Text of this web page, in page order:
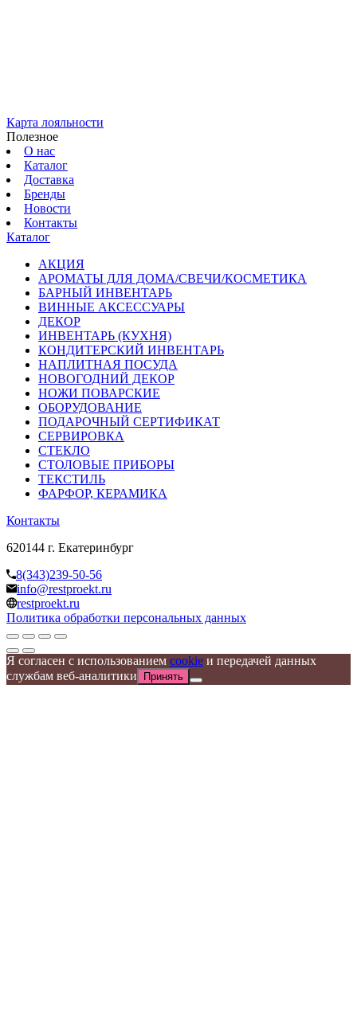
Карта лояльности
Полезное
О нас
Каталог
Доставка
Бренды
Новости
Контакты
Каталог
АКЦИЯ
АРОМАТЫ ДЛЯ ДОМА/СВЕЧИ/КОСМЕТИКА
БАРНЫЙ ИНВЕНТАРЬ
ВИННЫЕ АКСЕССУАРЫ
ДЕКОР
ИНВЕНТАРЬ (КУХНЯ)
КОНДИТЕРСКИЙ ИНВЕНТАРЬ
НАПЛИТНАЯ ПОСУДА
НОВОГОДНИЙ ДЕКОР
НОЖИ ПОВАРСКИЕ
ОБОРУДОВАНИЕ
ПОДАРОЧНЫЙ СЕРТИФИКАТ
СЕРВИРОВКА
СТЕКЛО
СТОЛОВЫЕ ПРИБОРЫ
ТЕКСТИЛЬ
ФАРФОР, КЕРАМИКА
Контакты
620144 г. Екатеринбург
8(343)239-50-56
info@restproekt.ru
restproekt.ru
Политика обработки персональных данных
Я согласен с использованием cookie и передачей данных
службам веб-аналитики
Принять